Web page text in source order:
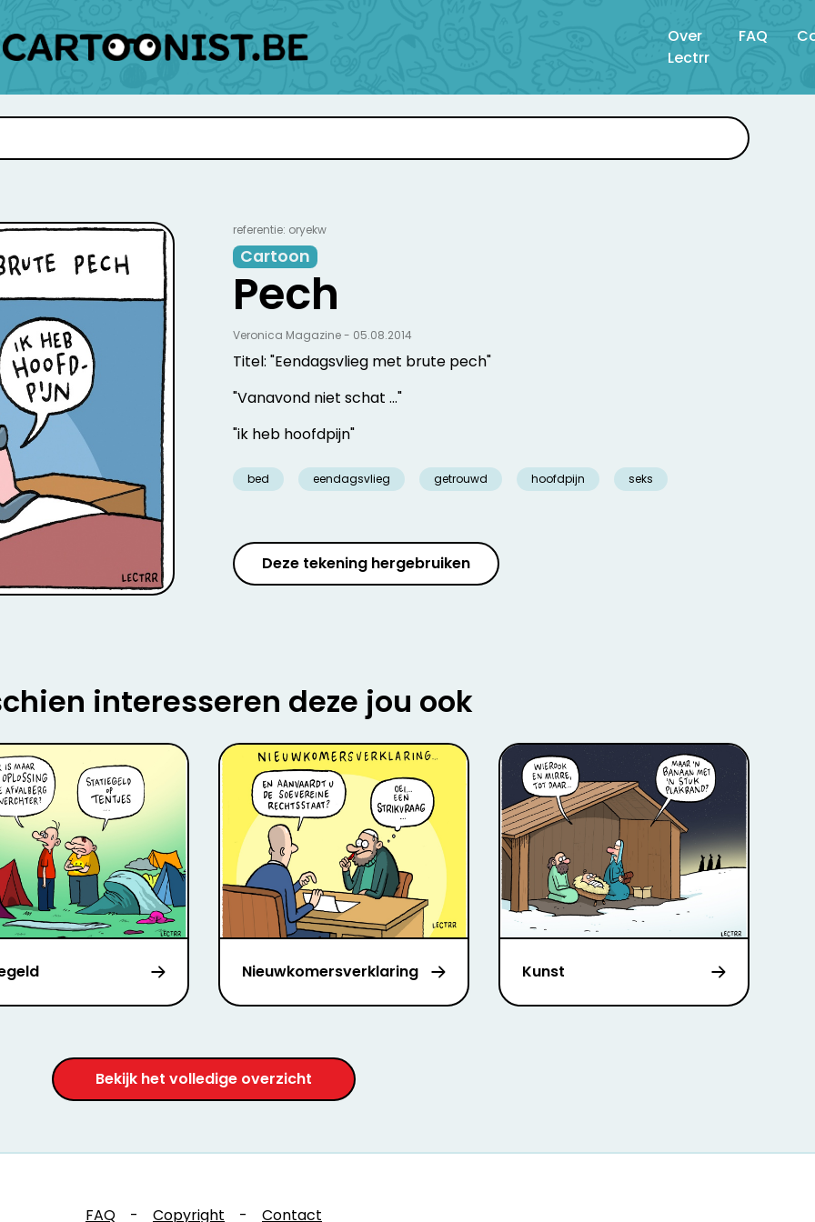
Over
Lectrr
FAQ
referentie: oryekw
Cartoon
Pech
Titel: "Eendagsvlieg met brute pech"
"Vanavond niet schat ..."
"ik heb hoofdpijn"
bed eendagsvlieg getrouwd hoofdpijn seks
Veronica Magazine - 05.08.2014
Deze tekening hergebruiken
interesseren deze jou ook
Nieuwkomersverklaring Kunst
Bekijk het volledige overzicht
FAQ - Copyright - Contact